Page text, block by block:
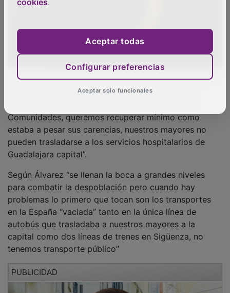
Álvarez añadió “Nos hemos unido todos los municipios
Fomento ya que tenemos el apoyo de la Junta de
estaba a pesar sus carencias, nuestros mayores no
pueden trasladarse a los servicios hospitalarios de
Guadalajara capital”.
Según Álvarez “se llenan la boca a grandes niveles
para combatir la despoblación pero cuando hay
problemas lo primero que tocan son los transportes
en la España “vaciada” tanto en la única línea de
autobús que trasladaba a nuestros mayores a la
capital como dos líneas de trenes en Sigüenza, no
tenemos transporte público”
cookies.
Aceptar todas
Configurar preferencias
Aceptar solo funcionales